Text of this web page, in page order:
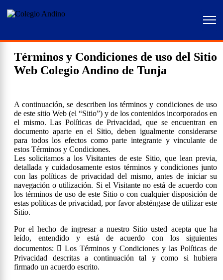
Términos y Condiciones de uso del Sitio
Web Colegio Andino de Tunja
A continuación, se describen los términos y condiciones de uso
de este sitio Web (el “Sitio”) y de los contenidos incorporados en
el mismo. Las Políticas de Privacidad, que se encuentran en
documento aparte en el Sitio, deben igualmente considerarse
para todos los efectos como parte integrante y vinculante de
estos Términos y Condiciones.
Les solicitamos a los Visitantes de este Sitio, que lean previa,
detallada y cuidadosamente estos términos y condiciones junto
con las políticas de privacidad del mismo, antes de iniciar su
navegación o utilización. Si el Visitante no está de acuerdo con
los términos de uso de este Sitio o con cualquier disposición de
estas políticas de privacidad, por favor absténgase de utilizar este
Sitio.
Por el hecho de ingresar a nuestro Sitio usted acepta que ha
leído, entendido y está de acuerdo con los siguientes
documentos:  Los Términos y Condiciones y las Políticas de
Privacidad descritas a continuación tal y como si hubiera
firmado un acuerdo escrito.